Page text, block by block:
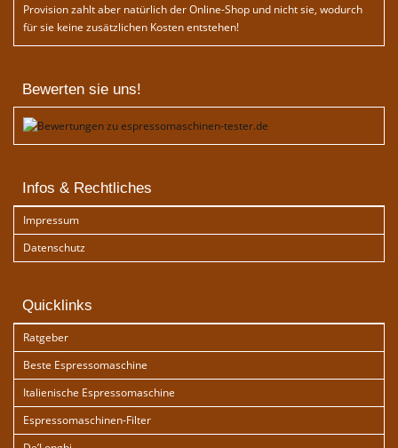
Provision zahlt aber natürlich der Online-Shop und nicht sie, wodurch
für sie keine zusätzlichen Kosten entstehen!
Bewerten sie uns!
Infos & Rechtliches
Impressum
Datenschutz
Quicklinks
Ratgeber
Beste Espressomaschine
Italienische Espressomaschine
Espressomaschinen-Filter